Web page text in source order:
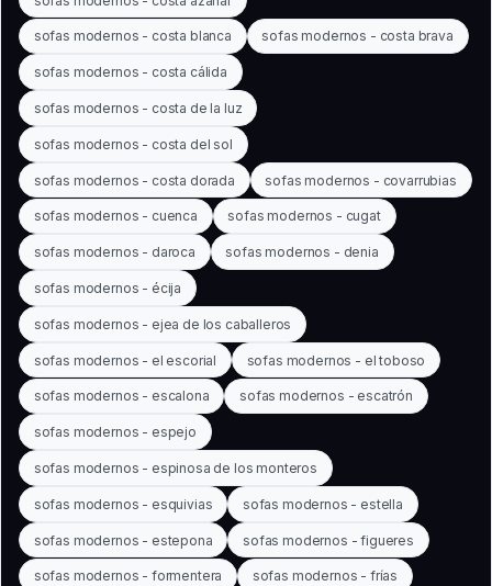
sofas modernos - costa blanca sofas modernos - costa brava
sofas modernos - costa cálida
sofas modernos - costa de la luz
sofas modernos - costa del sol
sofas modernos - costa dorada sofas modernos - covarrubias
sofas modernos - cuenca sofas modernos - cugat
sofas modernos - daroca sofas modernos - denia
sofas modernos - écija
sofas modernos - ejea de los caballeros
sofas modernos - el escorial sofas modernos - el toboso
sofas modernos - escalona sofas modernos - escatrón
sofas modernos - espejo
sofas modernos - espinosa de los monteros
sofas modernos - esquivias sofas modernos - estella
sofas modernos - estepona sofas modernos - figueres
sofas modernos - formentera sofas modernos - frías